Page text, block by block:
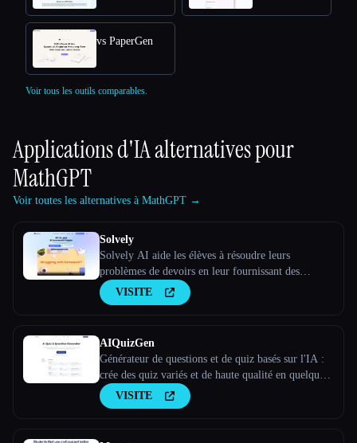
vs PaperGen
Voir tous les outils comparables.
Applications d'IA alternatives pour
MathGPT
Voir toutes les alternatives à MathGPT →
Solvely
Solvely AI aide les élèves à résoudre leurs
problèmes de devoirs en leur fournissant des
explications étape par étape sur des sujets tels que
les mathématiques, les sciences, les arts libéraux et
VISITE
AIQuizGen
Générateur de questions et de quiz basés sur l'IA :
crée des quiz variés et de haute qualité en quelques
minutes. Notre générateur de quiz basé sur l'IA
garantit des évaluations cohérentes, personnalisées
VISITE